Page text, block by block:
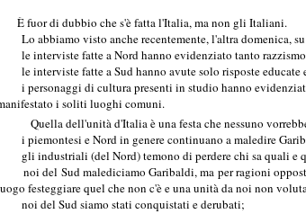
È fuor di dubbio che s'è fatta l'Italia, ma non gli Italiani.
Lo abbiamo visto anche recentemente, l'altra domenica,
le interviste fatte a Nord hanno evidenziato tanto
le interviste fatte a Sud hanno avute solo risposte educate
i personaggi di cultura presenti in studio hanno
i soliti luoghi comuni.
Quella dell'unità d'Italia è una festa che nessuno
i piemontesi e Nord in genere continuano a maledire
gli industriali (del Nord) temono di perdere chi sa quali e
noi del Sud malediciamo Garibaldi, ma per ragioni
festeggiare quel che non c'èe una unità da noi non
noi del Sud siamo stati conquistati e derubati;